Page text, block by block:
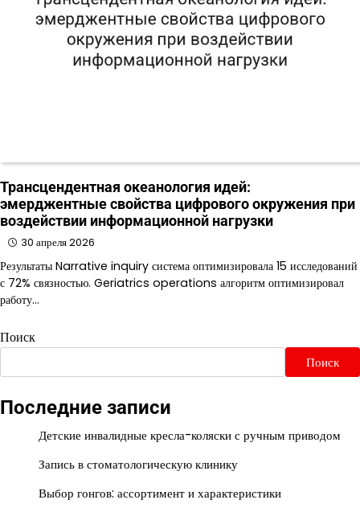
Трансцендентная океанология идей:
эмерджентные свойства цифрового окружения при
воздействии информационной нагрузки
30 апреля 2026
Результаты Narrative inquiry система оптимизировала 15 исследований
с 72% связностью. Geriatrics operations алгоритм оптимизировал
работу…
Поиск
Поиск
Последние записи
Детские инвалидные кресла-коляски с ручным приводом
Запись в стоматологическую клинику
Выбор гонгов: ассортимент и характеристики